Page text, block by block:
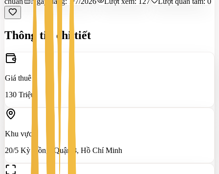
Thông tin chi tiết
Giá thuê
130 Triệu
Khu vực
20/5 Kỳ Đồng, Quận 3, Hồ Chí Minh